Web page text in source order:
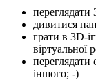
дивитися
грати в 3D-
віртуальної
переглядати
іншого; -)